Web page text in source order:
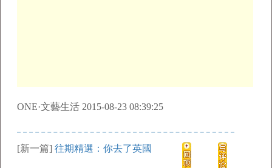
ONE·文藝生活 2015-08-23 08:39:25
[新一篇] 往期精選：你去了英國